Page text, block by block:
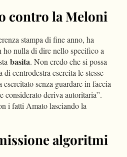
contro la Meloni
stampa di fine anno, ha
ho nulla di dire nello specifico a
basita. Non credo che si possa
centrodestra esercita le stesse
senza guardare in faccia
considerato deriva autoritaria”.
i fatti Amato lasciando la
algoritmi